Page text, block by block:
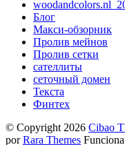
Блог
Макси-обзорник
Пролив мейнов
Пролив сетки
сателлиты
сеточный домен
Текста
Финтех
© Copyright 2026 Cibao
porRara Themes